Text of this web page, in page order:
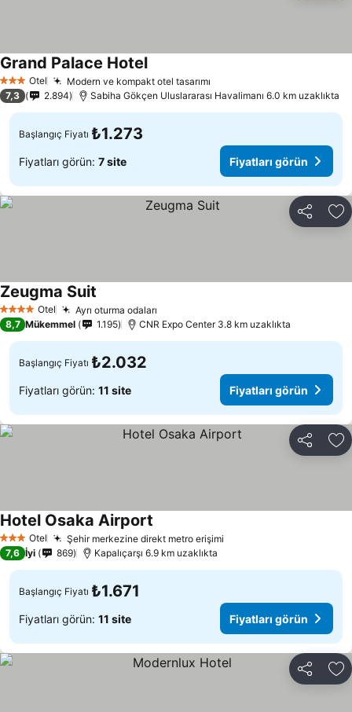
3 YıldızOtel Modern ve kompakt otel tasarımı
Grand Palace Hotel
7,3 2.894 Sabiha Gökçen Uluslararası Havalimanı 6.0 km uzaklıkta
Başlangıç Fiyatı ₺1.273
Fiyatları görün: 7 site Fiyatları görün
Paylaş
4 Yıldız Otel Ayrı oturma odaları
Zeugma Suit
8,7 Mükemmel 1.195 CNR Expo Center 3.8 km uzaklıkta
Başlangıç Fiyatı ₺2.032
Fiyatları görün: 11 site Fiyatları görün
Paylaş
3 YıldızOtel Şehir merkezine direkt metro erişimi
Hotel Osaka Airport
7,6 İyi 869 Kapalıçarşı 6.9 km uzaklıkta
Başlangıç Fiyatı ₺1.671
Fiyatları görün: 11 site Fiyatları görün
Paylaş